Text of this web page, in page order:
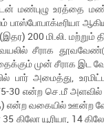
மண்புழு உரத்தை
200 மி.லி. மற்றும்
சீராக
முன் சீராக இட
பார் அமைத்து,
என்ற செ.மீ அளவில்
என்ற வகையில் ஊன்ற
கிலோ யூரியா, 14